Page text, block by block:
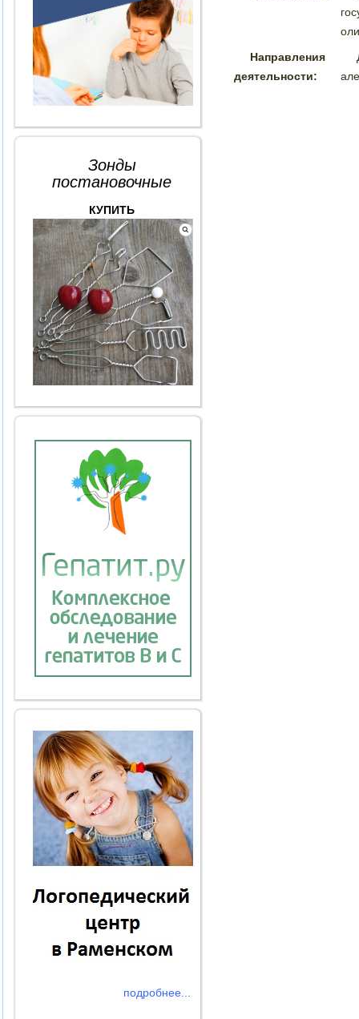
Зонды
постановочные
КУПИТЬ
подробнее...
Направления
деятельности: